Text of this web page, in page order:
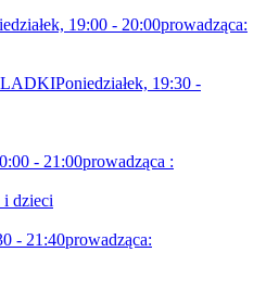
19:00 - 20:00prowadząca:
Poniedziałek, 19:30 -
- 21:00prowadząca :
i dzieci
- 21:40prowadząca: